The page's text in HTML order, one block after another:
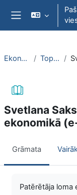
Atvērt galveno saturu
Sānu panelis
EkonT000 Topic 22
Svetlana
ekonomikā
Grāmata
Patērētāja loma